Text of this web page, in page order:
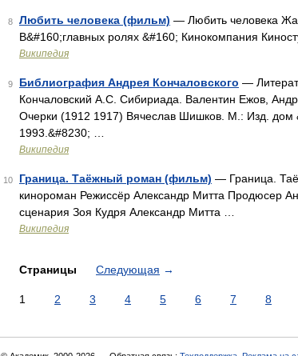
8 Любить человека (фильм) — Любить человека
В&#160;главных ролях &#160; Кинокомпания
Википедия
9 Библиография Андрея Кончаловского —
Кончаловский А.С. Сибириада. Валентин Ежов,
Очерки (1912 1917) Вячеслав Шишков. М.: Изд.
1993.&#8230; …
Википедия
10 Граница. Таёжный роман (фильм) — Граница.
кинороман Режиссёр Александр Митта Продюсер
сценария Зоя Кудря Александр Митта …
Википедия
Страницы Следующая →
1 2 3 4 5 6 7 8